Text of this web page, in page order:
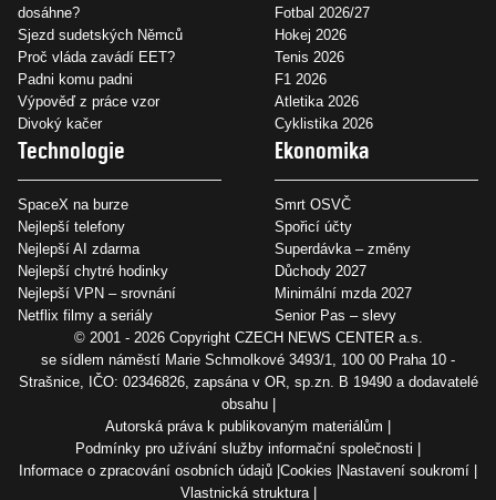
dosáhne?
Sjezd sudetských Němců
Proč vláda zavádí EET?
Padni komu padni
Výpověď z práce vzor
Divoký kačer
Fotbal 2026/27
Hokej 2026
Tenis 2026
F1 2026
Atletika 2026
Cyklistika 2026
Technologie
SpaceX na burze
Nejlepší telefony
Nejlepší AI zdarma
Nejlepší chytré hodinky
Nejlepší VPN – srovnání
Netflix filmy a seriály
Ekonomika
Smrt OSVČ
Spořicí účty
Superdávka – změny
Důchody 2027
Minimální mzda 2027
Senior Pas – slevy
© 2001 - 2026 Copyright CZECH NEWS CENTER a.s.
se sídlem náměstí Marie Schmolkové 3493/1, 100 00 Praha 10 -
Strašnice, IČO: 02346826, zapsána v OR, sp.zn. B 19490 a dodavatelé
obsahu
Autorská práva k publikovaným materiálům
Podmínky pro užívání služby informační společnosti
Informace o zpracování osobních údajů Cookies Nastavení soukromí
Vlastnická struktura